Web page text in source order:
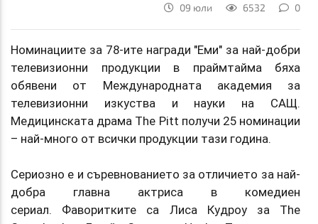
09 юли 6532 0
Номинациите за 78-ите награди "Еми" за най-добри
телевизионни продукции в праймтайма бяха
обявени от Международната академия за
телевизионни изкуства и науки на САЩ.
Медицинската драма The Pitt получи 25 номинации
– най-много от всички продукции тази година.
Сериозно е и съревнованието за отличието за най-
добра главна актриса в комедиен
сериал. Фаворитките са Лиса Кудроу за The